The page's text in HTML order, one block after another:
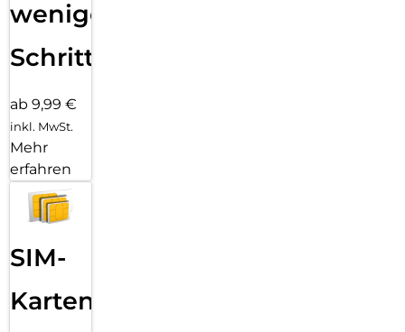
wenigen
Schritten
ab 9,99 €
inkl. MwSt.
Mehr
erfahren
SIM-
Karten